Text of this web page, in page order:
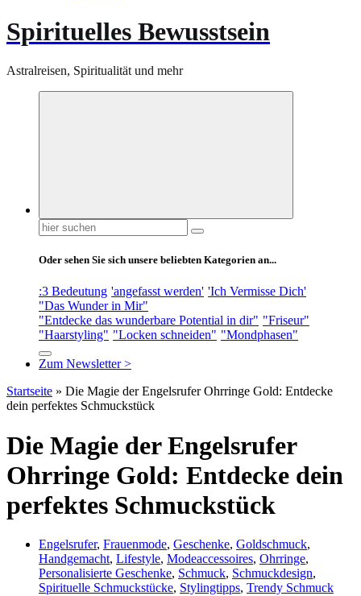
Spirituelles Bewusstsein
Astralreisen, Spiritualität und mehr
Suchen
nach:
Oder sehen Sie sich unsere beliebten Kategorien an...
:3 Bedeutung 'angefasst werden' 'Ich Vermisse Dich'
"Das Wunder in Mir"
"Entdecke das wunderbare Potential in dir" "Friseur"
"Haarstyling" "Locken schneiden" "Mondphasen"
Zum Newsletter >
Startseite » Die Magie der Engelsrufer Ohrringe Gold: Entdecke
dein perfektes Schmuckstück
Die Magie der Engelsrufer
Ohrringe Gold: Entdecke dein
perfektes Schmuckstück
Engelsrufer, Frauenmode, Geschenke, Goldschmuck,
Handgemacht, Lifestyle, Modeaccessoires, Ohrringe,
Personalisierte Geschenke, Schmuck, Schmuckdesign,
Spirituelle Schmuckstücke, Stylingtipps, Trendy Schmuck